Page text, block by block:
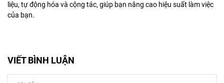
liệu, tự động hóa và cộng tác, giúp bạn nâng cao hiệu suất làm việc
của bạn.
VIẾT BÌNH LUẬN